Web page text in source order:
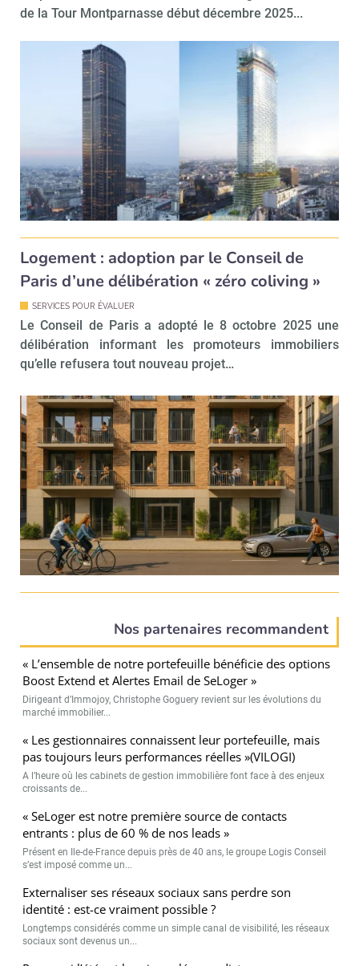
de la Tour Montparnasse début décembre 2025...
Logement : adoption par le Conseil de
Paris d’une délibération « zéro coliving »
SERVICES POUR ÉVALUER
Le Conseil de Paris a adopté le 8 octobre 2025 une
délibération informant les promoteurs immobiliers
qu’elle refusera tout nouveau projet…
Nos partenaires recommandent
« L’ensemble de notre portefeuille bénéficie des options
Boost Extend et Alertes Email de SeLoger »
Dirigeant d’Immojoy, Christophe Goguery revient sur les évolutions du
marché immobilier...
« Les gestionnaires connaissent leur portefeuille, mais
pas toujours leurs performances réelles »(VILOGI)
A l’heure où les cabinets de gestion immobilière font face à des enjeux
croissants de...
« SeLoger est notre première source de contacts
entrants : plus de 60 % de nos leads »
Présent en Ile-de-France depuis près de 40 ans, le groupe Logis Conseil
s’est imposé comme un...
Externaliser ses réseaux sociaux sans perdre son
identité : est-ce vraiment possible ?
Longtemps considérés comme un simple canal de visibilité, les réseaux
sociaux sont devenus un...
Recevoir Immo Matin
Valider
Non merci, je reçois déjà
Je déciderai plus